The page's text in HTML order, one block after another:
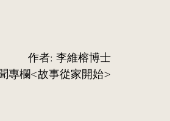
作者: 李維榕博士
專欄<故事從家開始>